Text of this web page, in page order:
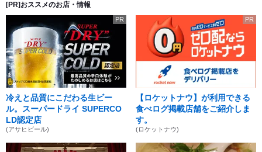
[PR]おススメのお店・情報
PR
冷えと品質にこだわる生ビー
ル。スーパードライ SUPERCO
LD認定店
(アサヒビール)
PR
【ロケットナウ】が利用できる
食べログ掲載店舗をご紹介しま
す。
(ロケットナウ)